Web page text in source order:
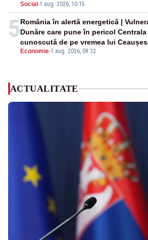
Social -1 aug. 2026, 10:15
5
Economie-1 aug. 2026, 09:32
România în alertă energetică |
Dunăre care pune în pericol
cunoscută de pe vremea lui
ACTUALITATE